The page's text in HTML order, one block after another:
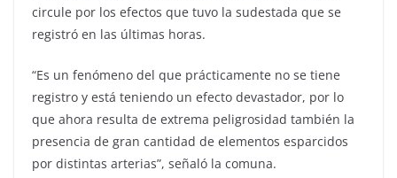
circule por los efectos que tuvo la sudestada que se
registró en las últimas horas.
“Es un fenómeno del que prácticamente no se tiene
registro y está teniendo un efecto devastador, por lo
que ahora resulta de extrema peligrosidad también la
presencia de gran cantidad de elementos esparcidos
por distintas arterias”, señaló la comuna.